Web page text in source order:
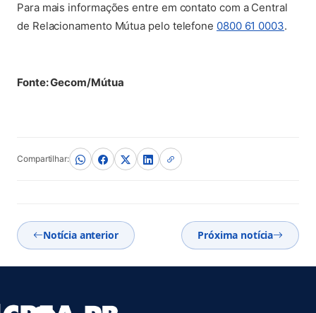
Para mais informações entre em contato com a Central
de Relacionamento Mútua pelo telefone 0800 61 0003.
Fonte: Gecom/Mútua
Compartilhar:
Notícia anterior Próxima notícia